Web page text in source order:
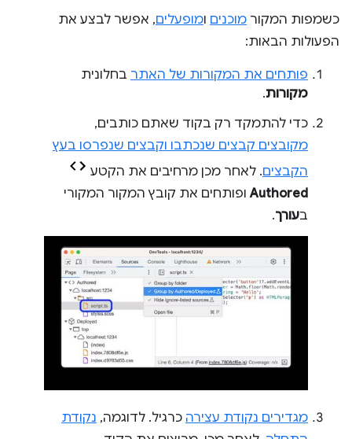
כשמפות המקור מוכנים ומופעלים, אפשר לבצע את
הפעולות הבאות:
פותחים את המקורות של האתר בחלונית
מקורות.
כדי להתמקד רק בקוד שאתם כותבים,
מקובצים קבצים שנכתבו וקבצים שנפרסו בעץ
הקבצים. לאחר מכן מרחיבים את הקטע
Authoredופותחים את קובץ המקור המקורי
בעורך.
מגדירים נקודת עצירה כרגיל. לדוגמה, נקודת